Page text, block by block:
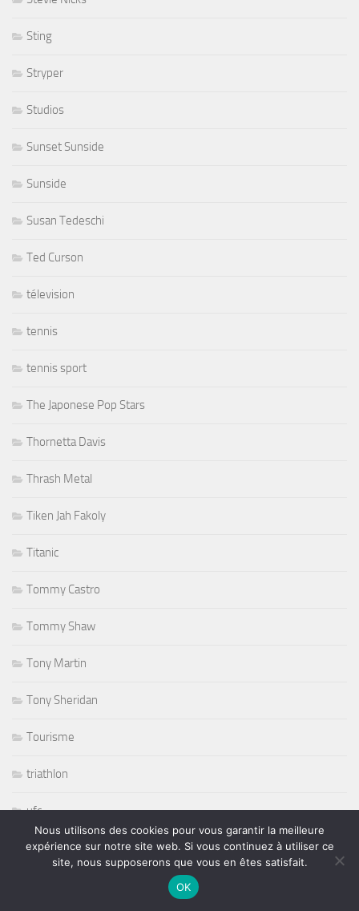
Sting
Stryper
Studios
Sunset Sunside
Sunside
Susan Tedeschi
Ted Curson
télevision
tennis
tennis sport
The Japonese Pop Stars
Thornetta Davis
Thrash Metal
Tiken Jah Fakoly
Titanic
Tommy Castro
Tommy Shaw
Tony Martin
Tony Sheridan
Tourisme
triathlon
ufc
Variété
Nous utilisons des cookies pour vous garantir la meilleure
expérience sur notre site web. Si vous continuez à utiliser ce
site, nous supposerons que vous en êtes satisfait.
OK